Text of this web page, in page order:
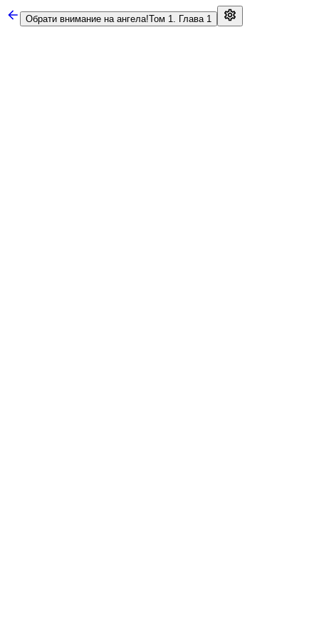
Обрати внимание на ангела!Том 1. Глава 1